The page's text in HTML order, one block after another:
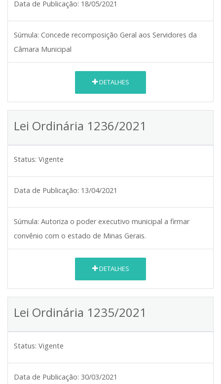
Data de Publicação: 18/05/2021
Súmula: Concede recomposição Geral aos Servidores da
Câmara Municipal
DETALHES
Lei Ordinária 1236/2021
Status: Vigente
Data de Publicação: 13/04/2021
Súmula: Autoriza o poder executivo municipal a firmar
convênio com o estado de Minas Gerais.
DETALHES
Lei Ordinária 1235/2021
Status: Vigente
Data de Publicação: 30/03/2021